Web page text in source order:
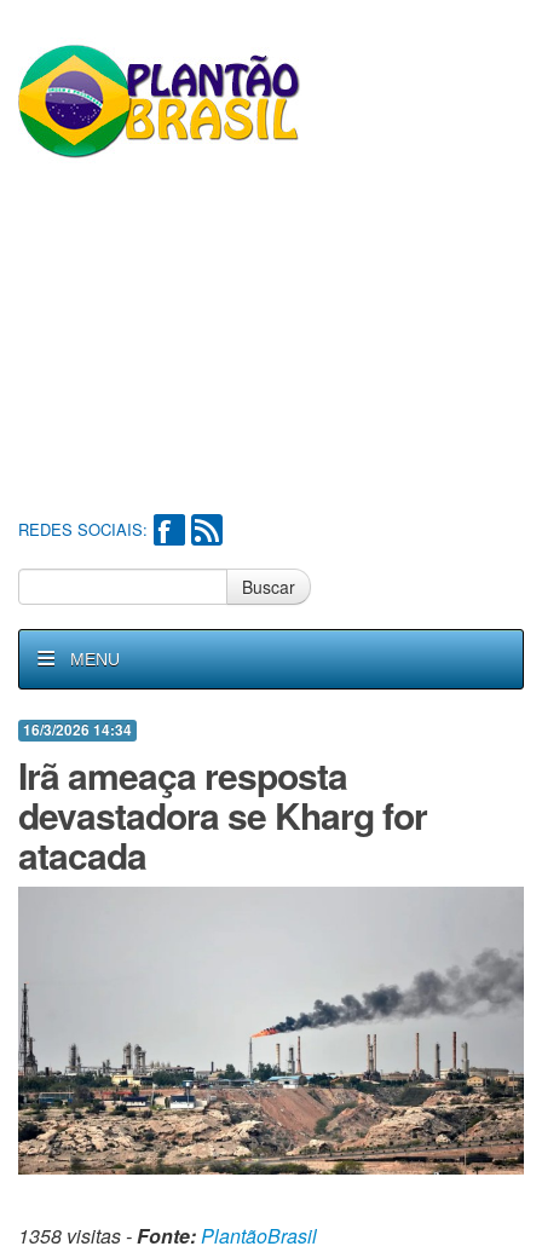
REDES SOCIAIS:
Buscar
MENU
16/3/2026 14:34
Irã ameaça resposta
devastadora se Kharg for
atacada
1358 visitas -Fonte:PlantãoBrasil